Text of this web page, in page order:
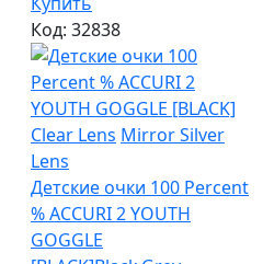
Код: 32838
Clear Lens Mirror Silver
Lens
Детские очки 100 Percent
% ACCURI 2 YOUTH
GOGGLE